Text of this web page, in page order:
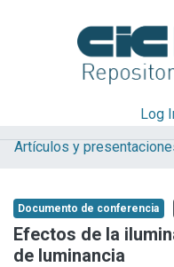
Log
Explorar
Aportar material
Statistics
Documento de conferencia
Efectos de la
de luminancia